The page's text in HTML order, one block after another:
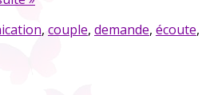
, couple, demande, écoute,